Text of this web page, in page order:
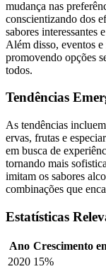
mudança nas
conscientizando dos
sabores interessantes
Além disso, eventos e
promovendo opções
todos.
Tendências
As tendências
ervas, frutas e
em busca de
tornando mais
imitam os sabores
combinações que
Estatísticas
Ano Crescimento
2020 15%